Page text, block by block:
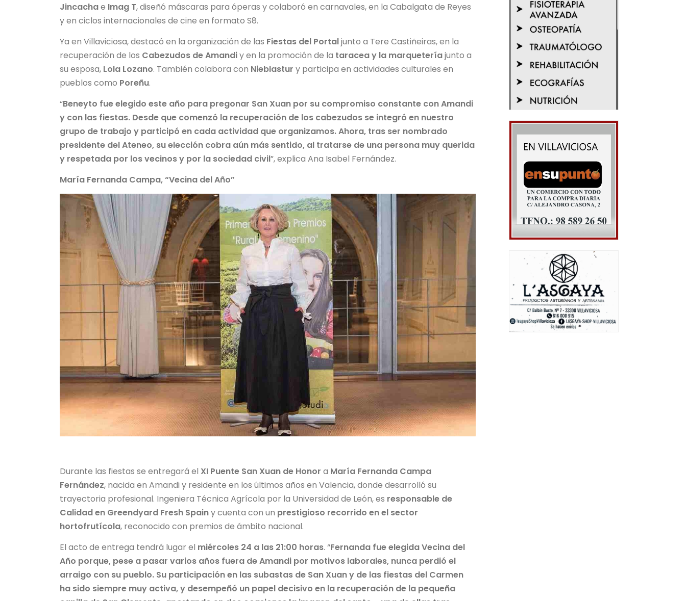
Jincachae Imag T, diseñó máscaras para óperas y colaboró en carnavales, en la Cabalgata de Reyes
y en ciclos internacionales de cine en formato S8.
Ya en Villaviciosa, destacó en la organización de las Fiestas del Portaljunto a Tere Castiñeiras, en la
recuperación de los Cabezudos de Amandiy en la promoción de la taracea y la marqueteríajunto a
su esposa, Lola Lozano. También colabora con Nieblastur y participa en actividades culturales en
pueblos como Poreñu.
“Beneyto fue elegido este año para pregonar San Xuan por su compromiso constante con Amandi
y con las fiestas. Desde que comenzó la recuperación de los cabezudos se integró en nuestro
grupo de trabajo y participó en cada actividad que organizamos. Ahora, tras ser nombrado
presidente del Ateneo, su elección cobra aún más sentido, al tratarse de una persona muy querida
y respetada por los vecinos y por la sociedad civil”, explica Ana Isabel Fernández.
María Fernanda Campa, “Vecina del Año”
Durante las fiestas se entregará el XI Puente San Xuan de Honor a María Fernanda Campa
Fernández, nacida en Amandi y residente en los últimos años en Valencia, donde desarrolló su
trayectoria profesional. Ingeniera Técnica Agrícola por la Universidad de León, es responsable de
Calidad en Greendyard Fresh Spainy cuenta con un prestigioso recorrido en el sector
hortofrutícola, reconocido con premios de ámbito nacional.
El acto de entrega tendrá lugar el miércoles 24 a las 21:00 horas. “Fernanda fue elegida Vecina del
Año porque, pese a pasar varios años fuera de Amandi por motivos laborales, nunca perdió el
arraigo con su pueblo. Su participación en las subastas de San Xuan y de las fiestas del Carmen
ha sido siempre muy activa, y desempeñó un papel decisivo en la recuperación de la pequeña